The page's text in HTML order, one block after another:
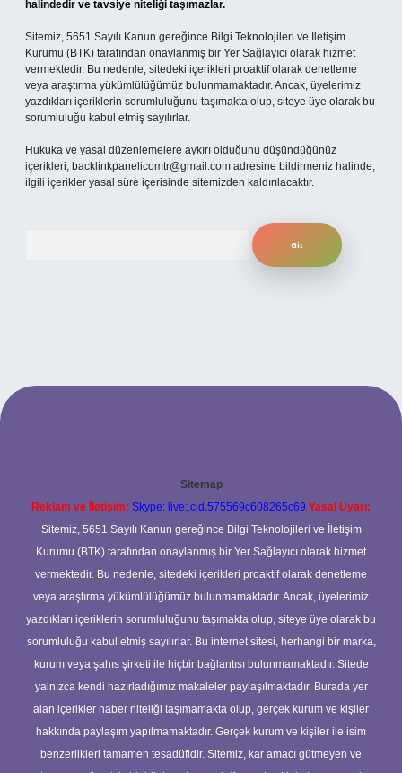
halindedir ve tavsiye niteliği taşımazlar.
Sitemiz, 5651 Sayılı Kanun gereğince Bilgi Teknolojileri ve İletişim
Kurumu (BTK) tarafından onaylanmış bir Yer Sağlayıcı olarak hizmet
vermektedir. Bu nedenle, sitedeki içerikleri proaktif olarak denetleme
veya araştırma yükümlülüğümüz bulunmamaktadır. Ancak, üyelerimiz
yazdıkları içeriklerin sorumluluğunu taşımakta olup, siteye üye olarak bu
sorumluluğu kabul etmiş sayılırlar.
Hukuka ve yasal düzenlemelere aykırı olduğunu düşündüğünüz
içerikleri, backlinkpanelicomtr@gmail.com adresine bildirmeniz halinde,
ilgili içerikler yasal süre içerisinde sitemizden kaldırılacaktır.
Sitemap
Reklam ve İletişim: Skype: live:.cid.575569c608265c69 Yasal Uyarı:
Sitemiz, 5651 Sayılı Kanun gereğince Bilgi Teknolojileri ve İletişim
Kurumu (BTK) tarafından onaylanmış bir Yer Sağlayıcı olarak hizmet
vermektedir. Bu nedenle, sitedeki içerikleri proaktif olarak denetleme
veya araştırma yükümlülüğümüz bulunmamaktadır. Ancak, üyelerimiz
yazdıkları içeriklerin sorumluluğunu taşımakta olup, siteye üye olarak bu
sorumluluğu kabul etmiş sayılırlar. Bu internet sitesi, herhangi bir marka,
kurum veya şahıs şirketi ile hiçbir bağlantısı bulunmamaktadır. Sitede
yalnızca kendi hazırladığımız makaleler paylaşılmaktadır. Burada yer
alan içerikler haber niteliği taşımamakta olup, gerçek kurum ve kişiler
hakkında paylaşım yapılmamaktadır. Gerçek kurum ve kişiler ile isim
benzerlikleri tamamen tesadüfidir. Sitemiz, kar amacı gütmeyen ve